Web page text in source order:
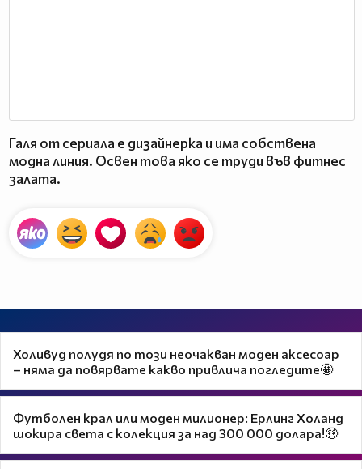
Галя от сериала е дизайнерка и има собствена
модна линия. Освен това яко се труди във фитнес
залата.
Холивуд полудя по този неочакван моден аксесоар
– няма да повярвате какво привлича погледите🤩
Футболен крал или моден милионер: Ерлинг Хoланд
шокира света с колекция за над 300 000 долара!🤑